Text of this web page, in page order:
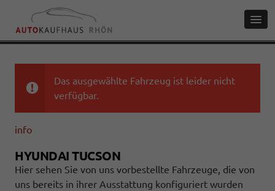
Das ausgewählte Fahrzeug ist leider nicht
verfügbar.
info
HYUNDAI TUCSON
Hier sehen Sie von uns vorbestellte Fahrzeuge, die von
uns bereits in ihrer Ausstattung konfiguriert wurden